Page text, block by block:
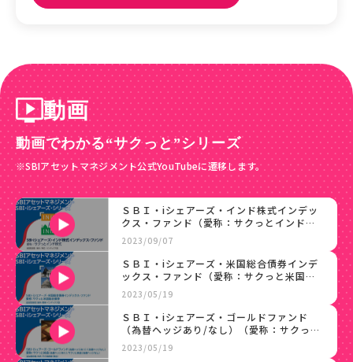
動画
動画でわかる“サクっと”シリーズ
※SBIアセットマネジメント公式YouTubeに遷移します。
ＳＢＩ・iシェアーズ・インド株式インデッ
クス・ファンド（愛称：サクっとインド株
式）
2023/09/07
ＳＢＩ・iシェアーズ・米国総合債券インデ
ックス・ファンド（愛称：サクっと米国総
合債券）
2023/05/19
ＳＢＩ・iシェアーズ・ゴールドファンド
（為替ヘッジあり/なし）（愛称：サクっと
純金）
2023/05/19